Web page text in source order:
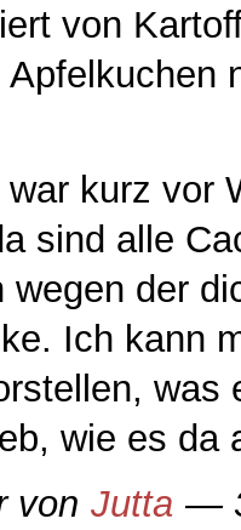
von
Apfelkuchen
kurz vor
sind alle
wegen der
Ich kann
was
wie es da
von Jutta —